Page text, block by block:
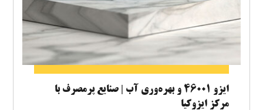
ایزو ۴۶۰۰۱ و بهره‌وری آب | صنایع پرمصرف با
مرکز ایزوکیا